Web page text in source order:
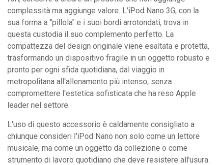
complessità ma aggiunge valore. L'iPod Nano 3G, con la
sua forma a "pillola" e i suoi bordi arrotondati, trova in
questa custodia il suo complemento perfetto. La
compattezza del design originale viene esaltata e protetta,
trasformando un dispositivo fragile in un oggetto robusto e
pronto per ogni sfida quotidiana, dal viaggio in
metropolitana all'allenamento più intenso, senza
compromettere l'estetica sofisticata che ha reso Apple
leader nel settore.
L'uso di questo accessorio è caldamente consigliato a
chiunque consideri l'iPod Nano non solo come un lettore
musicale, ma come un oggetto da collezione o come
strumento di lavoro quotidiano che deve resistere all'usura.